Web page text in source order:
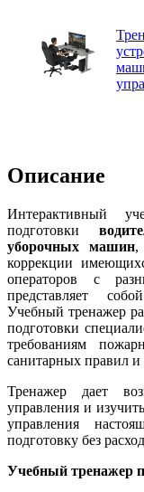
Описание
Интерактивный
подготовки
уборочных машин,
коррекции
операторов с
представляет
Учебный тренажер
подготовки
требованиям
санитарных правил и
Тренажер дает
управления и
управления
подготовку без
Учебный тренажер